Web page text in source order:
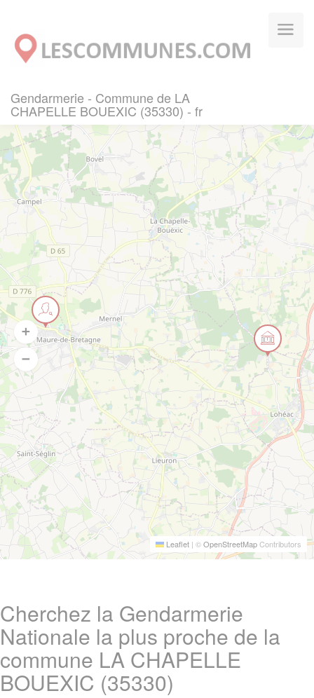
Gendarmerie - Commune de LA
CHAPELLE BOUEXIC (35330) - fr
Leaflet | ©OpenStreetMapContributors
Cherchez la Gendarmerie
Nationale la plus proche de la
commune LA CHAPELLE
BOUEXIC (35330)